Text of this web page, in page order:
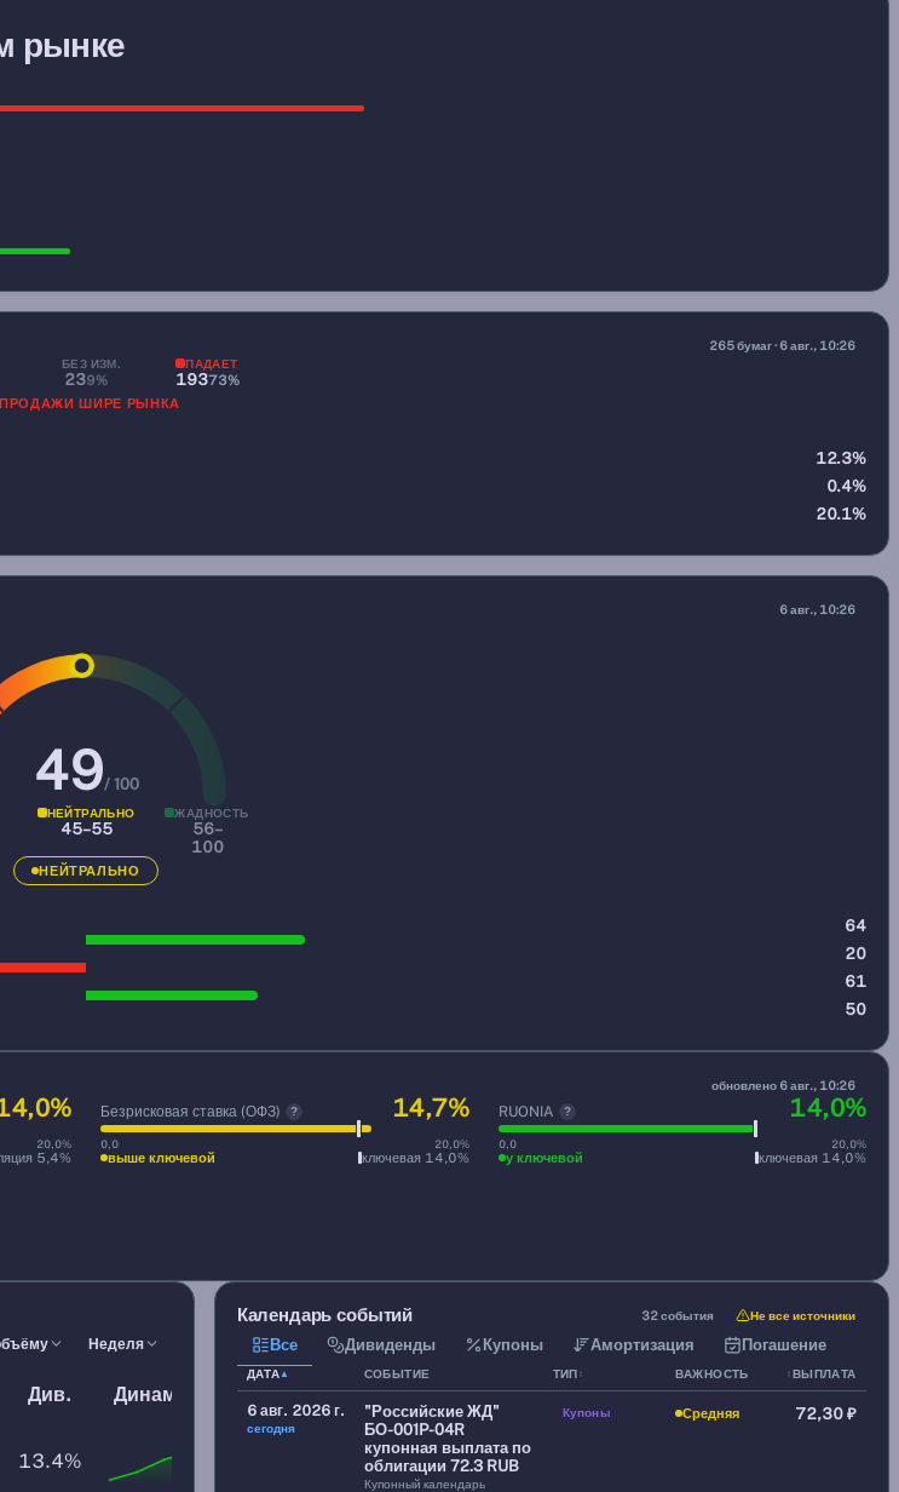
рынке
рынка — широкое падение (растёт 49 из 265 бумаг); настроение — равновесие (индекс 49
265 бумаг · 6 авг., 10:26
0.25
БЕЗ ИЗМ.
239%
ПАДАЕТ
19373%
ПРОДАЖИ ШИРЕ РЫНКА
12.3%
0.4%
20.1%
6 авг., 10:26
49/ 100
НЕЙТРАЛЬНО
45–55
ЖАДНОСТЬ
56–
100
НЕЙТРАЛЬНО
64
20
61
50
обновлено 6 авг., 10:26
20,0%
5,4%
Безрисковая ставка (ОФЗ) ? 14,7%
0,0 20,0%
выше ключевой ключевая 14,0%
RUONIA ? 14,0%
0,0 20,0%
у ключевой ключевая 14,0%
Неделя
Див. Динамика цены
13.4%
Календарь событий 32 события Не все источники
Все Дивиденды Купоны Амортизация Погашение
ДАТА ▲ СОБЫТИЕ ТИП ↕ ВАЖНОСТЬ ВЫПЛАТА
↕
6 авг. 2026 г.
сегодня
"Российские ЖД"
БО-001P-04R
купонная выплата по
облигации 72.3 RUB
Купонный календарь
Купоны Средняя 72,30 ₽